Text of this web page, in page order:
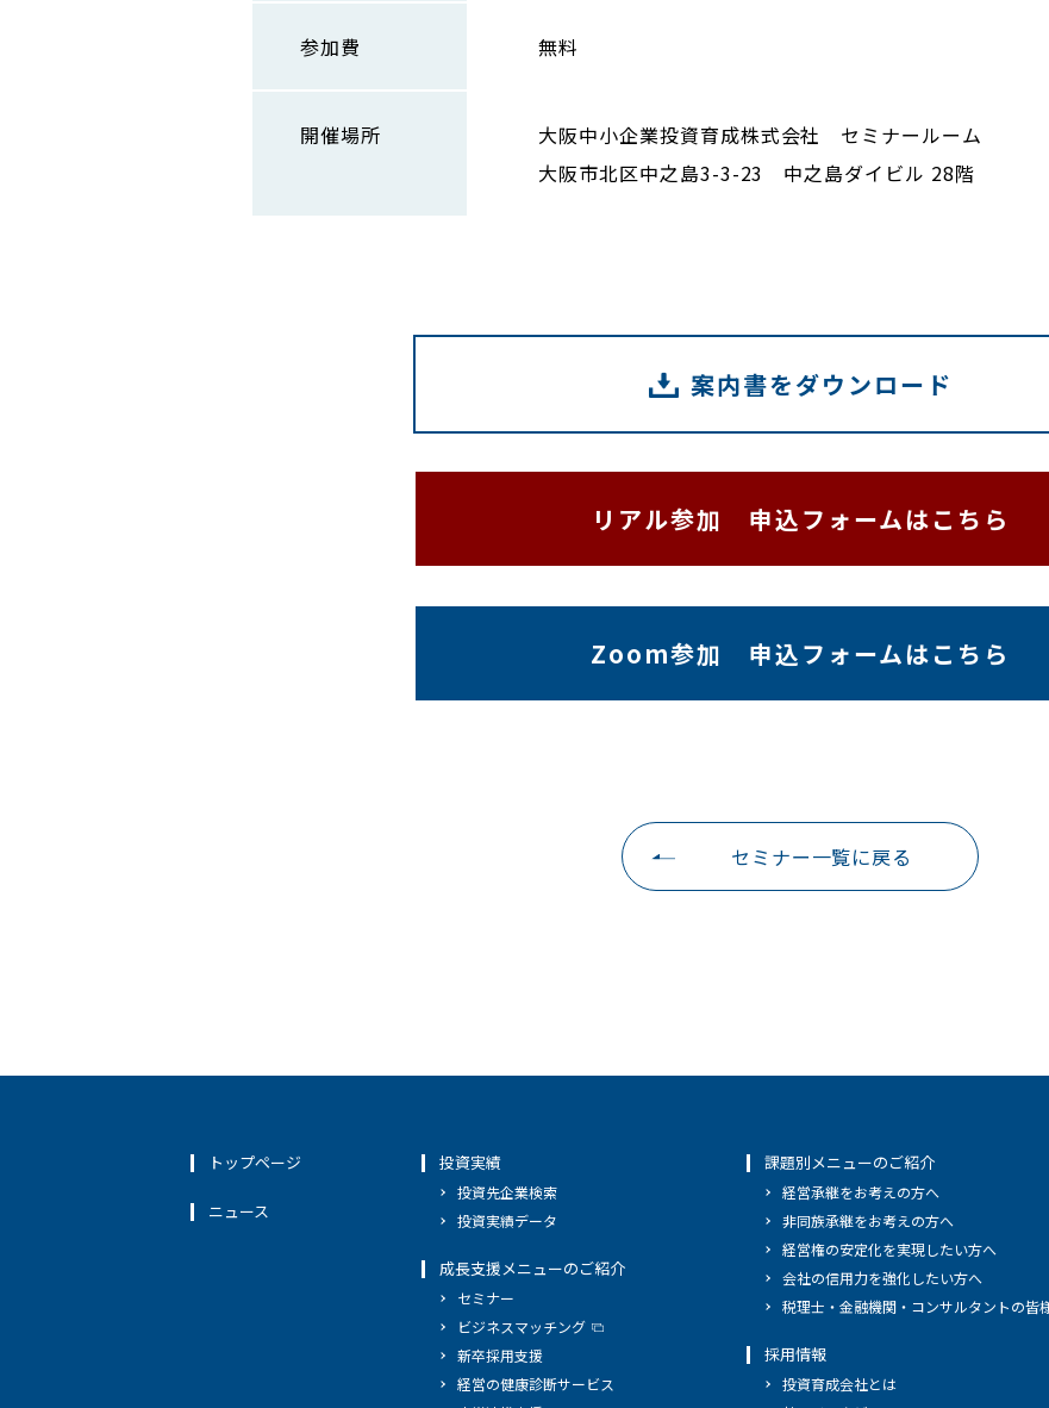
参加費 無料
開催場所
大阪中小企業投資育成株式会社 セミナールーム
大阪市北区中之島3-3-23 中之島ダイビル 28階
案内書をダウンロード
リアル参加 申込フォームはこちら
Zoom参加 申込フォームはこちら
セミナー一覧に戻る
トップページ
ニュース
投資実績
投資先企業検索
投資実績データ
成長支援メニューのご紹介
セミナー
ビジネスマッチング
新卒採用支援
経営の健康診断サービス
課題別メニューのご紹介
経営承継をお考えの方へ
非同族承継をお考えの方へ
経営権の安定化を実現したい方へ
会社の信用力を強化したい方へ
税理士・金融機関・コンサルタントの皆
採用情報
投資育成会社とは